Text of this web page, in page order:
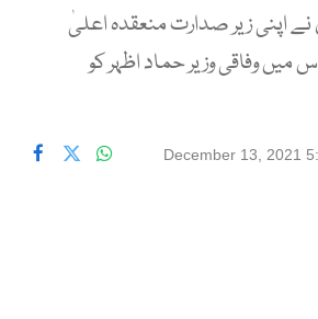
اپنی زیر صدارت منعقدہ اعلیٰ
وفاقی وزیر حماد اظہر کو
December 13, 2021